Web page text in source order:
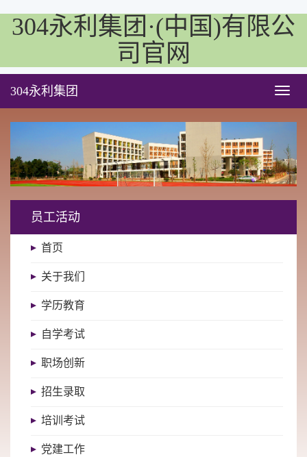
304永利集团·(中国)有限公
司官网
304永利集团
员工活动
首页
关于我们
学历教育
自学考试
职场创新
招生录取
培训考试
党建工作